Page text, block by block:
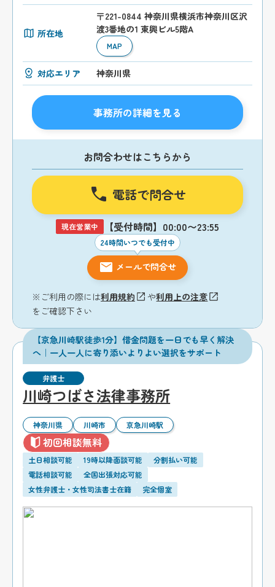
所在地
〒221-0844 神奈川県横浜市神奈川区沢
渡3番地の1 東興ビル5階A
MAP
対応エリア 神奈川県
事務所の詳細を見る
お問合わせはこちらから
電話で問合せ
現在営業中 【受付時間】00:00〜23:55
24時間いつでも受付中
メールで問合せ
※ご利用の際には利用規約 や利用上の注意
をご確認下さい
【京急川崎駅徒歩1分】借金問題を一日でも早く解決
へ｜一人一人に寄り添いよりよい選択をサポート
弁護士
川崎つばさ法律事務所
神奈川県 川崎市 京急川崎駅
初回相談無料
土日相談可能 19時以降面談可能
分割払い可能
電話相談可能
全国出張対応可能
女性弁護士・女性司法書士在籍
完全個室